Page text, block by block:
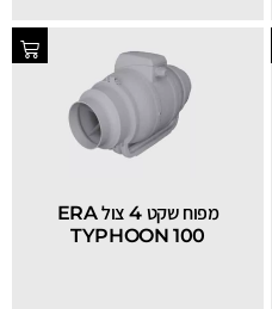
מפוח שקט 4 צול ERA
TYPHOON 100